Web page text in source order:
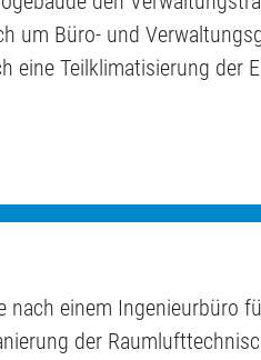
um Büro- und
eine Teilklimatisierung der
nach einem Ingenieurbüro
der